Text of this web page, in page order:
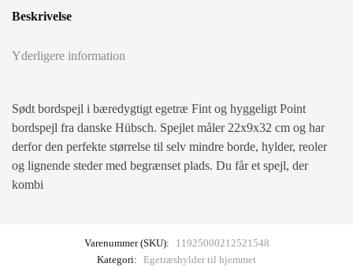
Beskrivelse
Yderligere information
Sødt bordspejl i bæredygtigt egetræ Fint og hyggeligt Point
bordspejl fra danske Hübsch. Spejlet måler 22x9x32 cm og har
derfor den perfekte størrelse til selv mindre borde, hylder, reoler
og lignende steder med begrænset plads. Du får et spejl, der
kombi
Varenummer (SKU):
11925000212521548
Kategori: Egetræshylder til hjemmet